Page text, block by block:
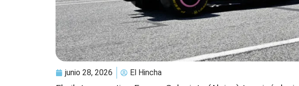
junio 28, 2026 El Hincha